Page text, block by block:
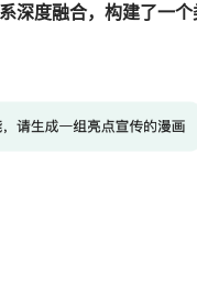
深度融合，构建了一个